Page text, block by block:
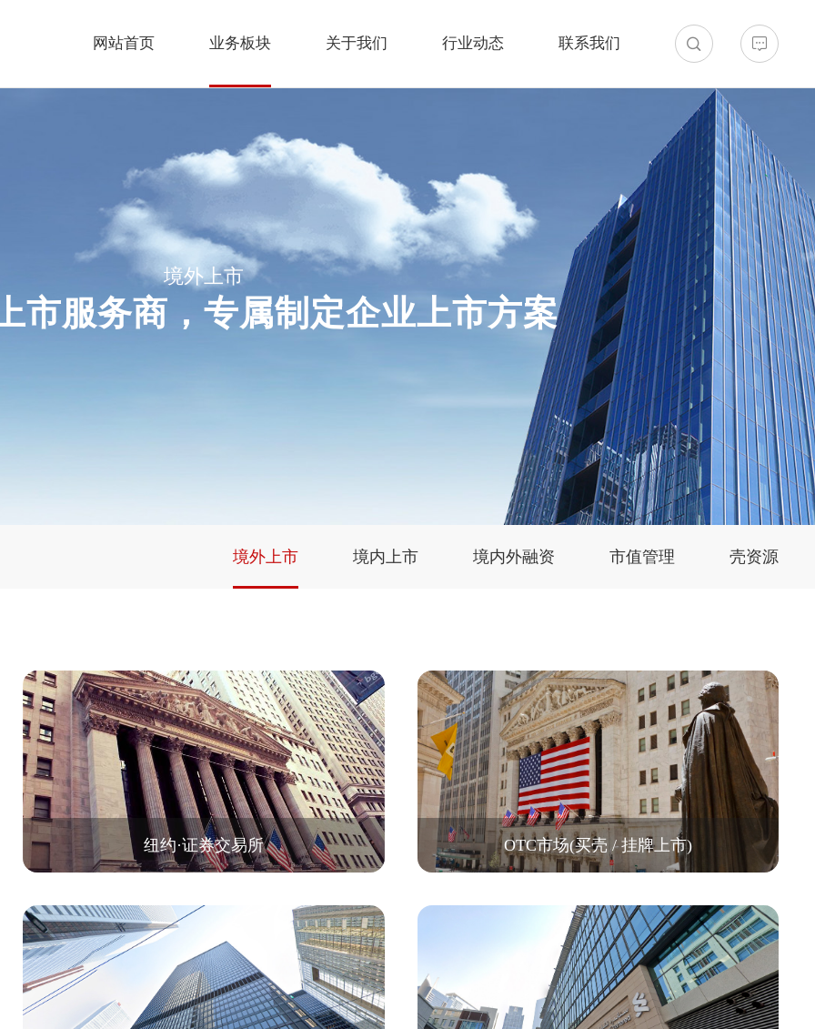
网站首页 业务板块 关于我们 行业动态 联系我们
境外上市
市服务商，专属制定企业上市方案
境外上市 境内上市 境内外融资 市值管理 壳资源
纽约·证券交易所 OTC市场(买壳 / 挂牌上市)